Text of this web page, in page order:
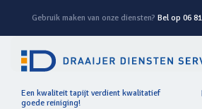
Gebruik maken van onze diensten? Bel op 06
Een kwaliteit tapijt verdient kwalitatief
goede reiniging!